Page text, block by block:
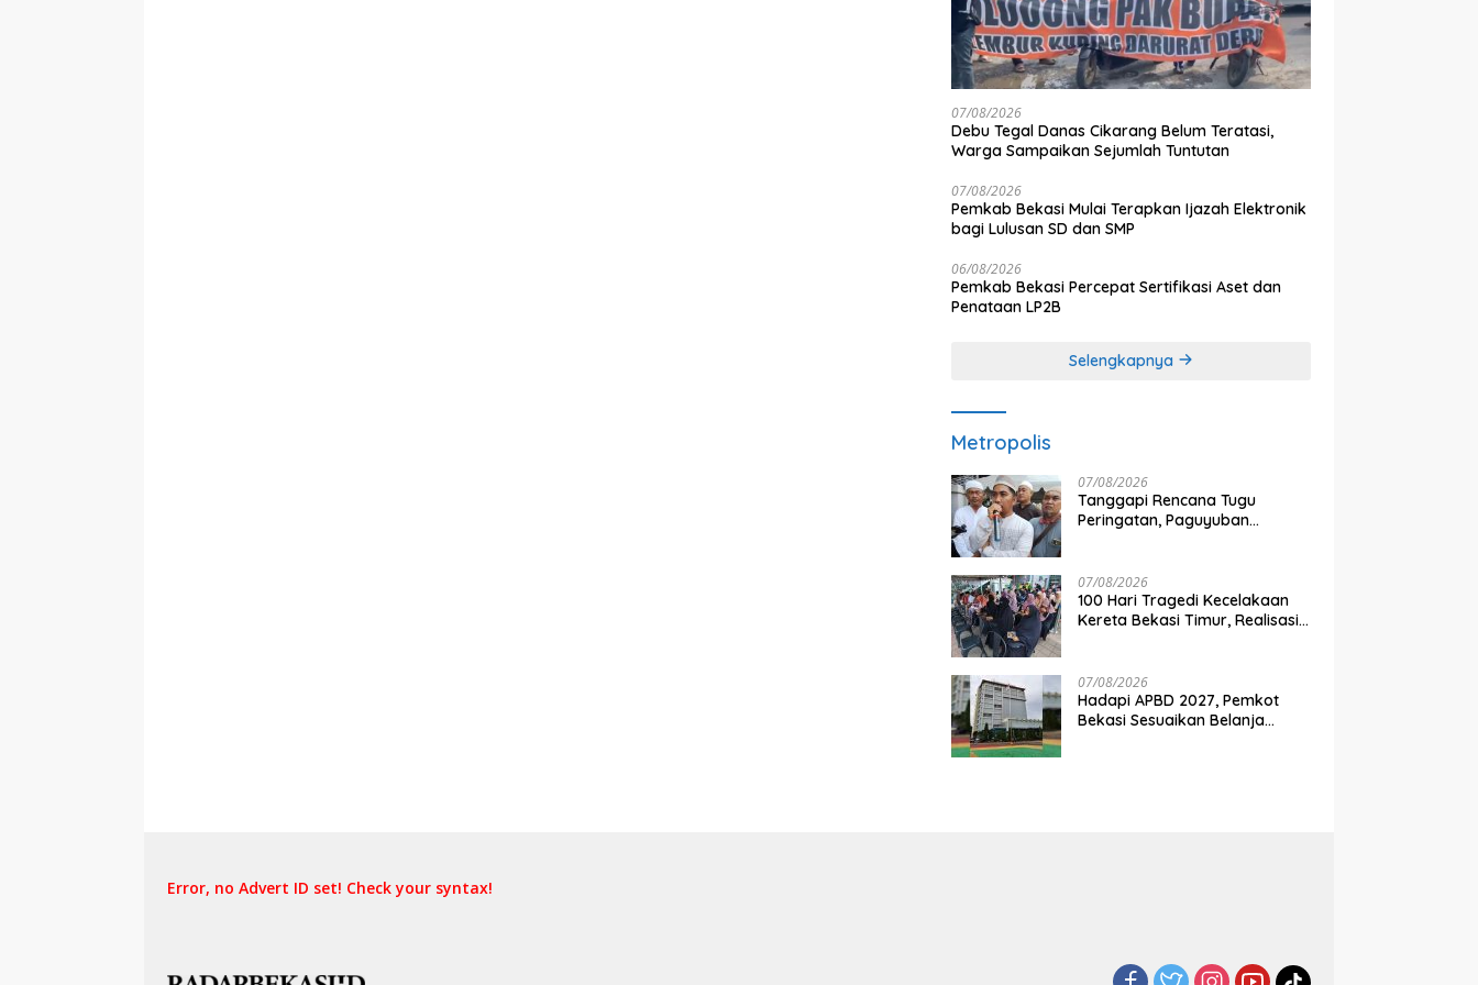
07/08/2026
Debu Tegal Danas Cikarang Belum Teratasi,
Warga Sampaikan Sejumlah Tuntutan
07/08/2026
Pemkab Bekasi Mulai Terapkan Ijazah Elektronik
bagi Lulusan SD dan SMP
06/08/2026
Pemkab Bekasi Percepat Sertifikasi Aset dan
Penataan LP2B
Selengkapnya
Metropolis
07/08/2026
Tanggapi Rencana Tugu
Peringatan, Paguyuban
Perbaikan Sistem Keselamatan
Lebih Dulu
07/08/2026
100 Hari Tragedi Kecelakaan
Kereta Bekasi Timur, Realisasi
07/08/2026
Hadapi APBD 2027, Pemkot
Bekasi Sesuaikan Belanja
Error, no Advert ID set! Check your syntax!